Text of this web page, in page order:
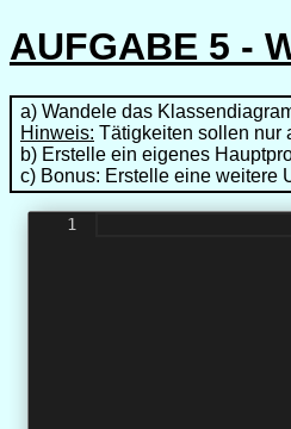
AUFGABE 5 -
a) Wandele das
Hinweis: Tätigkeiten sollen nur
b) Erstelle ein eigenes
c) Bonus: Erstelle eine weitere